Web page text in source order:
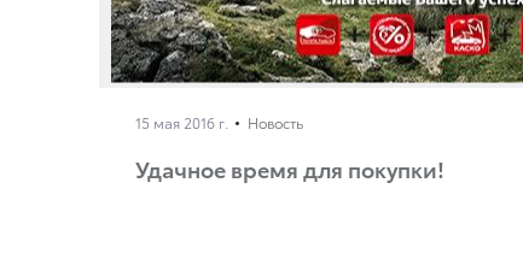
15 мая 2016 г. Новость
Удачное время для покупки!